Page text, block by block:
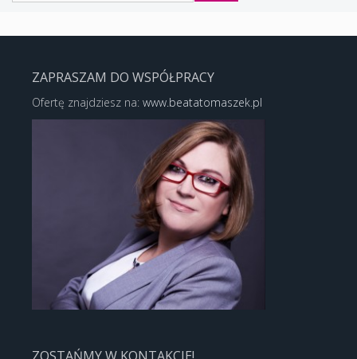
ZAPRASZAM DO WSPÓŁPRACY
Ofertę znajdziesz na: www.beatatomaszek.pl